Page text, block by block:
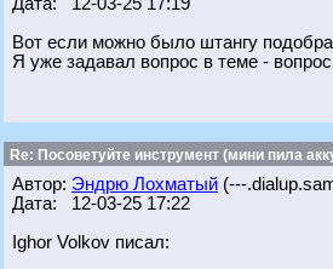
Вот если можно было штангу
Я уже задавал вопрос в теме -
Re: Посоветуйте инструмент (мини пила
Автор: Эндрю Лохматый (---
Дата: 12-03-25 17:22
Ighor Volkov писал: